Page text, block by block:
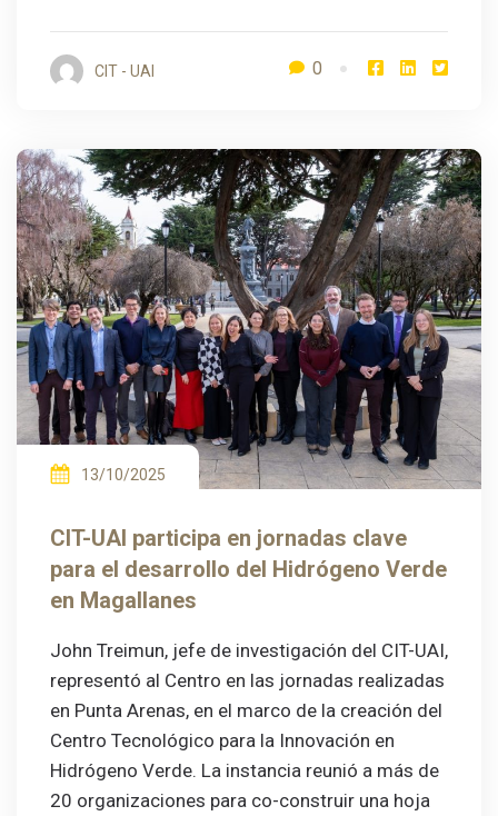
CIT - UAI 0
13/10/2025
CIT-UAI participa en jornadas clave
para el desarrollo del Hidrógeno Verde
en Magallanes
John Treimun, jefe de investigación del CIT-UAI,
representó al Centro en las jornadas realizadas
en Punta Arenas, en el marco de la creación del
Centro Tecnológico para la Innovación en
Hidrógeno Verde. La instancia reunió a más de
20 organizaciones para co-construir una hoja